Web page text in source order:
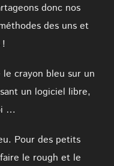
donc nos
des uns et
le crayon bleu sur un
un logiciel libre,
…
Pour des petits
le rough et le